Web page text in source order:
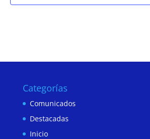
Categorías
Comunicados
Destacadas
Inicio